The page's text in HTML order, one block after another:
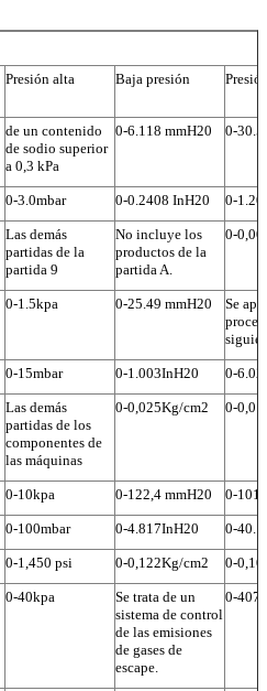
Presión alta Baja presión
de un contenido
de sodio superior
a 0,3 kPa
0-6.118 mmH20 0-
0-3.0mbar 0-0.2408 InH20 0-
Las demás
partidas de la
partida 9
No incluye los
productos de la
partida A.
0-
0-1.5kpa 0-25.49 mmH20
Se
0-15mbar 0-1.003InH20 0-
Las demás
partidas de los
componentes de
las máquinas
0-0,025Kg/cm2 0-
0-10kpa 0-122,4 mmH20 0-
0-100mbar 0-4.817InH20 0-
0-1,450 psi 0-0,122Kg/cm2 0-
0-40kpa
Se trata de un
sistema de control
de las emisiones
de gases de
escape.
0-